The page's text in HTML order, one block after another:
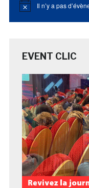
Notice Il n’y a pas
EVENT CLIC